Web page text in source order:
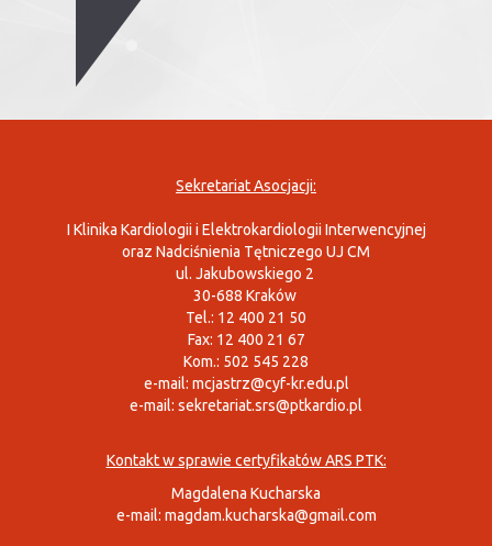
Sekretariat Asocjacji:
I Klinika Kardiologii i Elektrokardiologii Interwencyjnej
oraz Nadciśnienia Tętniczego UJ CM
ul. Jakubowskiego 2
30-688 Kraków
Tel.: 12 400 21 50
Fax: 12 400 21 67
Kom.: 502 545 228
e-mail: mcjastrz@cyf-kr.edu.pl
e-mail: sekretariat.srs@ptkardio.pl
Kontakt w sprawie certyfikatów ARS PTK:
Magdalena Kucharska
e-mail: magdam.kucharska@gmail.com